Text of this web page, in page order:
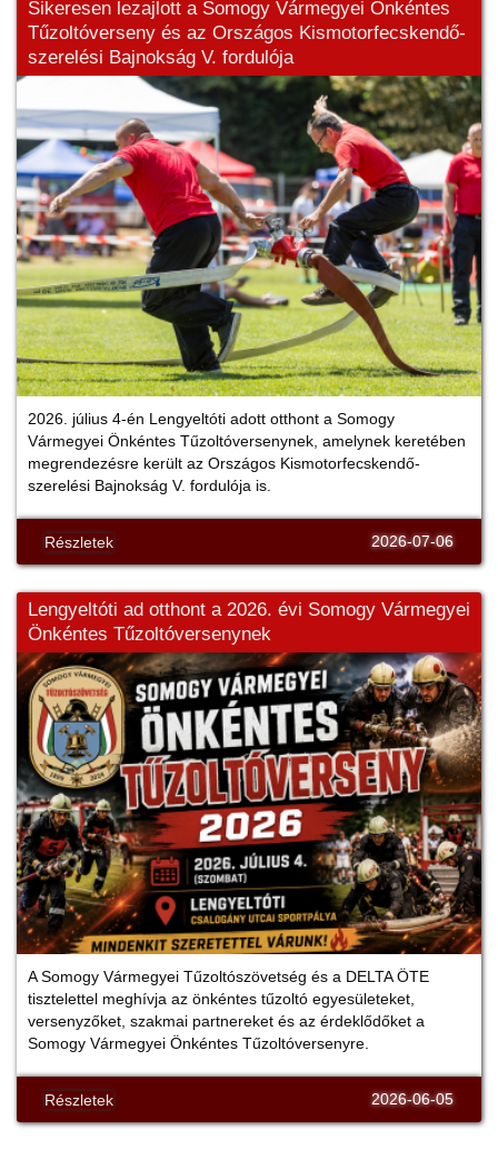
Sikeresen lezajlott a Somogy Vármegyei Önkéntes
Tűzoltóverseny és az Országos Kismotorfecskendő-
szerelési Bajnokság V. fordulója
2026. július 4-én Lengyeltóti adott otthont a Somogy
Vármegyei Önkéntes Tűzoltóversenynek, amelynek keretében
megrendezésre került az Országos Kismotorfecskendő-
szerelési Bajnokság V. fordulója is.
Részletek 2026-07-06
Lengyeltóti ad otthont a 2026. évi Somogy Vármegyei
Önkéntes Tűzoltóversenynek
A Somogy Vármegyei Tűzoltószövetség és a DELTA ÖTE
tisztelettel meghívja az önkéntes tűzoltó egyesületeket,
versenyzőket, szakmai partnereket és az érdeklődőket a
Somogy Vármegyei Önkéntes Tűzoltóversenyre.
Részletek 2026-06-05